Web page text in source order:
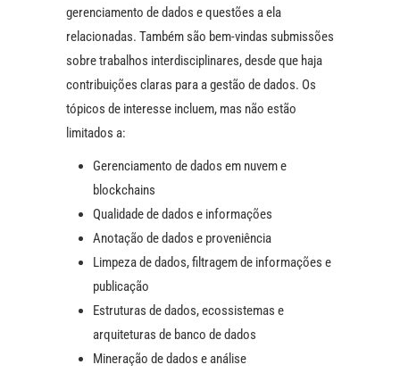
gerenciamento de dados e questões a ela
relacionadas. Também são bem-vindas submissões
sobre trabalhos interdisciplinares, desde que haja
contribuições claras para a gestão de dados. Os
tópicos de interesse incluem, mas não estão
limitados a:
Gerenciamento de dados em nuvem e
blockchains
Qualidade de dados e informações
Anotação de dados e proveniência
Limpeza de dados, filtragem de informações e
publicação
Estruturas de dados, ecossistemas e
arquiteturas de banco de dados
Mineração de dados e análise